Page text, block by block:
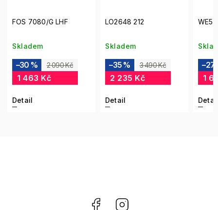
FOS 7080/G LHF
Skladem
2 090 Kč
–30 %
1 463 Kč
Detail
LO2648 212
Skladem
3 490 Kč
–35 %
2 235 Kč
Detail
–27
1
Facebook